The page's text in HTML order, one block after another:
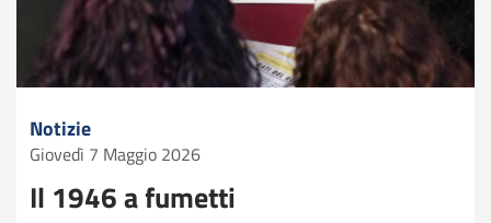
Contatti
Cerca
Mappa del sito
Giornata di formazione
2024-2025 - Bando
Notizie
Giovedì 7 Maggio 2026
Il 1946 a fumetti